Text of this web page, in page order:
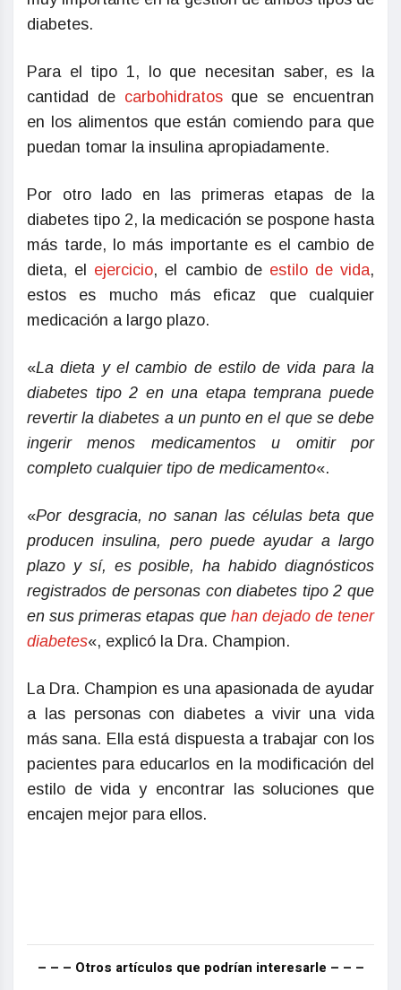
diabetes.
Para el tipo 1, lo que necesitan saber, es la
cantidad de carbohidratosque se encuentran
en los alimentos que están comiendo para que
puedan tomar la insulina apropiadamente.
Por otro lado en las primeras etapas de la
diabetes tipo 2, la medicación se pospone hasta
más tarde, lo más importante es el cambio de
dieta, el ejercicio, el cambio de estilo de vida,
estos es mucho más eficaz que cualquier
medicación a largo plazo.
«La dieta y el cambio de estilo de vida para la
diabetes tipo 2 en una etapa temprana puede
revertir la diabetes a un punto en el que se debe
ingerir menos medicamentos u omitir por
completo cualquier tipo de medicamento«.
«Por desgracia, no sanan las células beta que
producen insulina, pero puede ayudar a largo
plazo y sí, es posible, ha habido diagnósticos
registrados de personas con diabetes tipo 2 que
en sus primeras etapas que han dejado de tener
diabetes«, explicó la Dra. Champion.
La Dra. Champion es una apasionada de ayudar
a las personas con diabetes a vivir una vida
más sana. Ella está dispuesta a trabajar con los
pacientes para educarlos en la modificación del
estilo de vida y encontrar las soluciones que
encajen mejor para ellos.
– – – Otros artículos que podrían interesarle – – –